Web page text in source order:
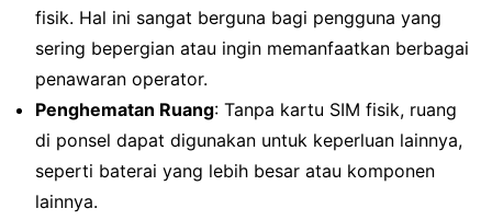
fisik. Hal ini sangat berguna bagi pengguna yang
sering bepergian atau ingin memanfaatkan berbagai
penawaran operator.
Penghematan Ruang: Tanpa kartu SIM fisik, ruang
di ponsel dapat digunakan untuk keperluan lainnya,
seperti baterai yang lebih besar atau komponen
lainnya.